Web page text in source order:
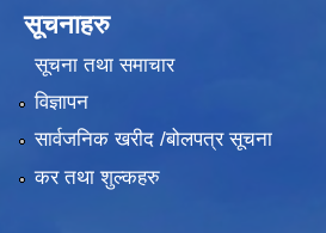
सूचनाहरु
सूचना तथा समाचार
विज्ञापन
सार्वजनिक खरीद /बोलपत्र सूचना
कर तथा शुल्कहरु